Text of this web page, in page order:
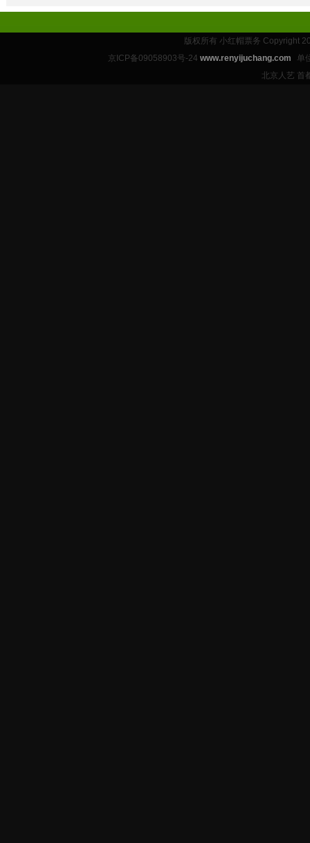
版权所有 小红帽票务 Copyright
京ICP备09058903号-24 www.renyijuchang.com
单
北京人艺 首